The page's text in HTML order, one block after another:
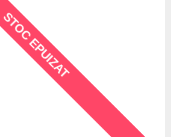
STOC EPUIZAT